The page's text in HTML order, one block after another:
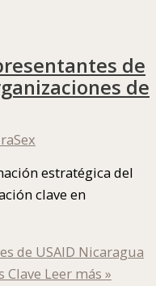
de
de
estratégica del
clave en
de USAID Nicaragua
Clave Leer más »